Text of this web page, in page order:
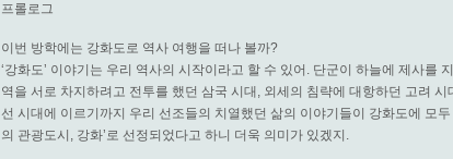
프롤로그
이번 방학에는 강화도로 역사 여행을 떠나 볼까?
‘강화도’ 이야기는 우리 역사의 시작이라고 할 수 있어. 단군이 하늘에 제사를
역을 서로 차지하려고 전투를 했던 삼국 시대, 외세의 침략에 대항하던 고려
선 시대에 이르기까지 우리 선조들의 치열했던 삶의 이야기들이 강화도에 모
의 관광도시, 강화’로 선정되었다고 하니 더욱 의미가 있겠지.